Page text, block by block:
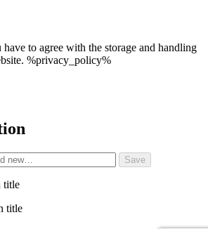
to agree with the storage and handling
%privacy_policy%
title
title